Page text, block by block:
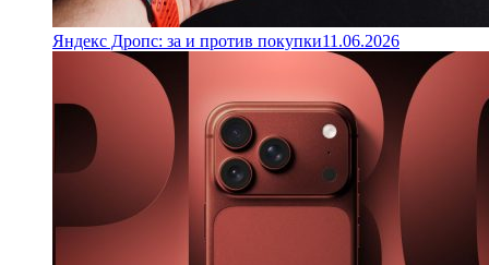
Яндекс Дропс: за и против покупки11.06.2026